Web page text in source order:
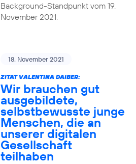
Background-Standpunkt vom 19.
November 2021.
18. November 2021
ZITAT VALENTINA DAIBER:
Wir brauchen gut
ausgebildete,
selbstbewusste junge
Menschen, die an
unserer digitalen
Gesellschaft
teilhaben